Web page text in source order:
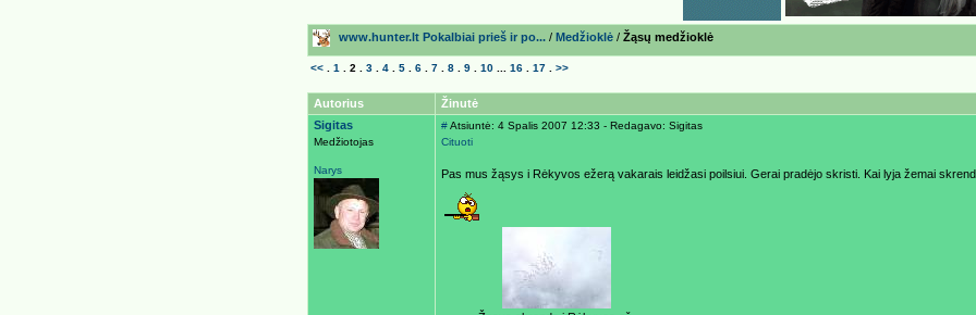
www.hunter.lt Pokalbiai prieš ir po... / Medžioklė / Žąsų medžioklė
<< 1 2 3 4 5 6 7 8 9 10 16 17 >>
Autorius
Žinutė
Sigitas
Medžiotojas
Narys
#Atsiuntė: 4 Spalis 2007 12:33 - Redagavo: Sigitas
Cituoti
Pas mus žąsys i Rėkyvos ežerą vakarais leidžasi poilsiui. Gerai pradėjo skristi. Kai lyja žemai